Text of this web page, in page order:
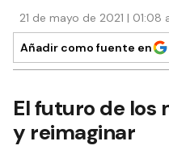
21 de mayo de 2021 |
Añadir como fuente en
El futuro de los
y reimaginar